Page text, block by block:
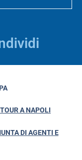
A NAPOLI
DI AGENTI E